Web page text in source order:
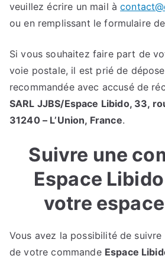
veuillez écrire un mail à
ou en remplissant le formulaire
Si vous souhaitez faire part de
voie postale, il est prié de
recommandée avec accusé de
SARL JJBS/Espace Libido, 33,
31240 – L’Union, France.
Suivre une
Espace
votre
Vous avez la possibilité de suivre
de votre commande Espace